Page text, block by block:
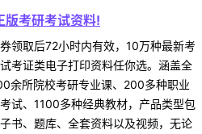
版考研考试资料!
领取后72小时内有效，10万种最新考
考证类电子打印资料任你选。涵盖全
余所院校考研专业课、200多种职业
试、1100多种经典教材，产品类型包
书、题库、全套资料以及视频，无论